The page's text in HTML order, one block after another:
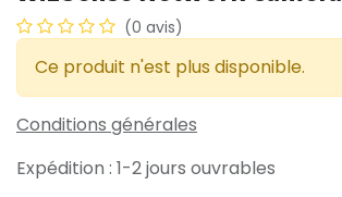
(0 avis)
Ce produit n'est plus disponible.
Conditions générales
Expédition : 1-2 jours ouvrables